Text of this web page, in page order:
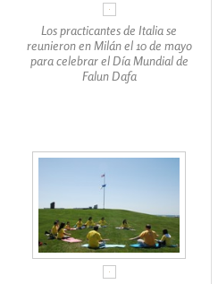
Los practicantes de Italia se
reunieron en Milán el 10 de mayo
para celebrar el Día Mundial de
Falun Dafa